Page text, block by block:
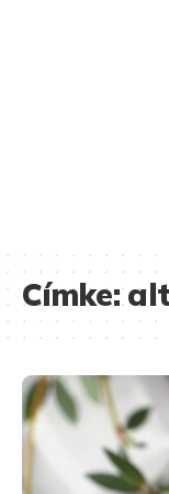
Címke: